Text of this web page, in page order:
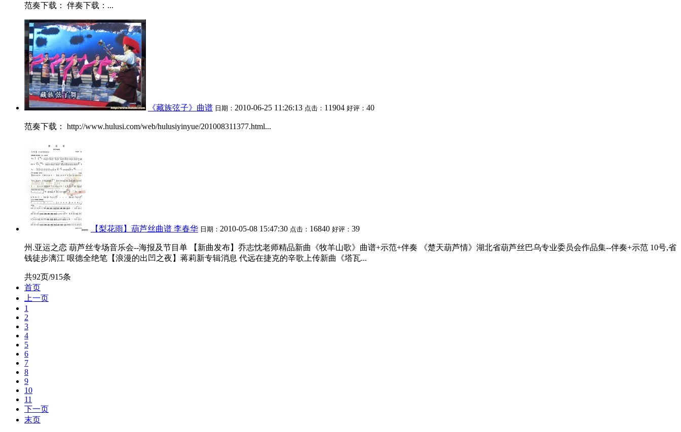
范奏下载： 伴奏下载：...
《藏族弦子》曲谱 日期： 2010-06-25 11:26:13 点击： 11904 好评： 40
范奏下载： http://www.hulusi.com/web/hulusiyinyue/201008311377.html...
【梨花雨】葫芦丝曲谱 李春华 日期： 2010-05-08 15:47:30 点击： 16840 好评： 39
州.亚运之恋 葫芦丝专场音乐会--海报及节目单 【新曲发布】乔志忱老师精品新曲《牧羊山歌》曲谱+示范+伴奏 《楚天葫芦情》湖北省葫芦丝巴乌专业委员会作品集--伴奏+示范 10号,省
钱徒步漓江 哏德全绝笔【浪漫的出凹之夜】蒋莉新专辑消息 代远在捷克的辛歌上传新曲《塔瓦...
共92页/915条
首页
上一页
1
2
3
4
5
6
7
8
9
10
11
下一页
末页